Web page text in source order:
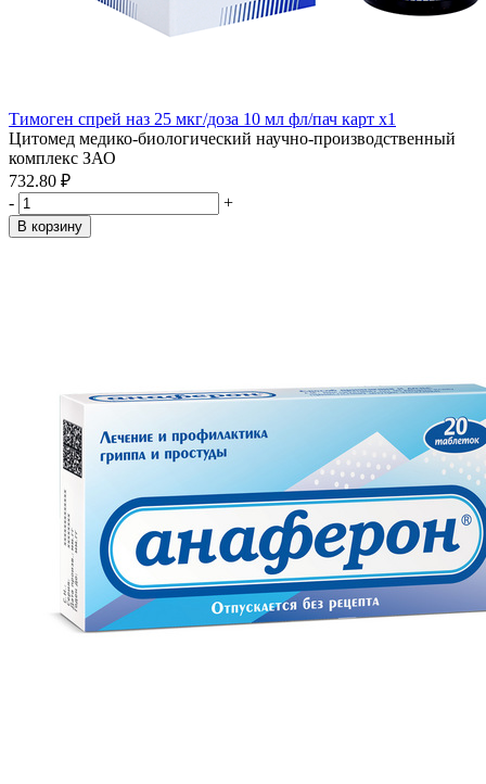
Тимоген спрей наз 25 мкг/доза 10 мл фл/пач карт x1
Цитомед медико-биологический научно-производственный
комплекс ЗАО
732.80 ₽
-
+
В корзину